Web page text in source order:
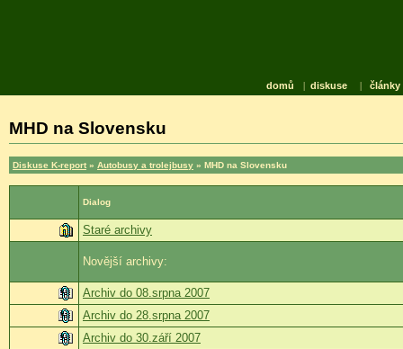
domů | diskuse | články
MHD na Slovensku
Diskuse K-report » Autobusy a trolejbusy » MHD na Slovensku
Dialog
Staré archivy
Novější archivy:
Archiv do 08.srpna 2007
Archiv do 28.srpna 2007
Archiv do 30.září 2007